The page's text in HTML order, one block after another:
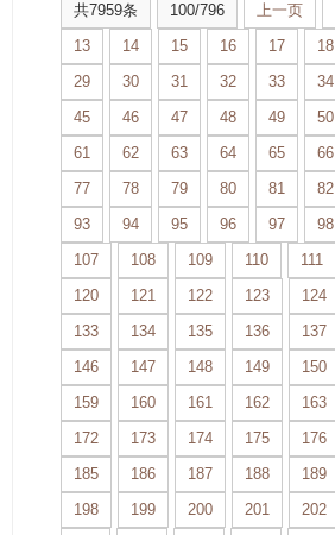
共7959条 100/796 上一页
13
14 15 16 17 18
29
30 31 32 33 34
45
46 47 48 49 50
61
62 63 64 65 66
77
78 79 80 81 82
93
94 95 96 97 98
107
108 109 110 111
120
121 122 123 124
133
134 135 136 137
146
147 148 149 150
159
160 161 162 163
172
173 174 175 176
185
186 187 188 189
198
199 200 201 202